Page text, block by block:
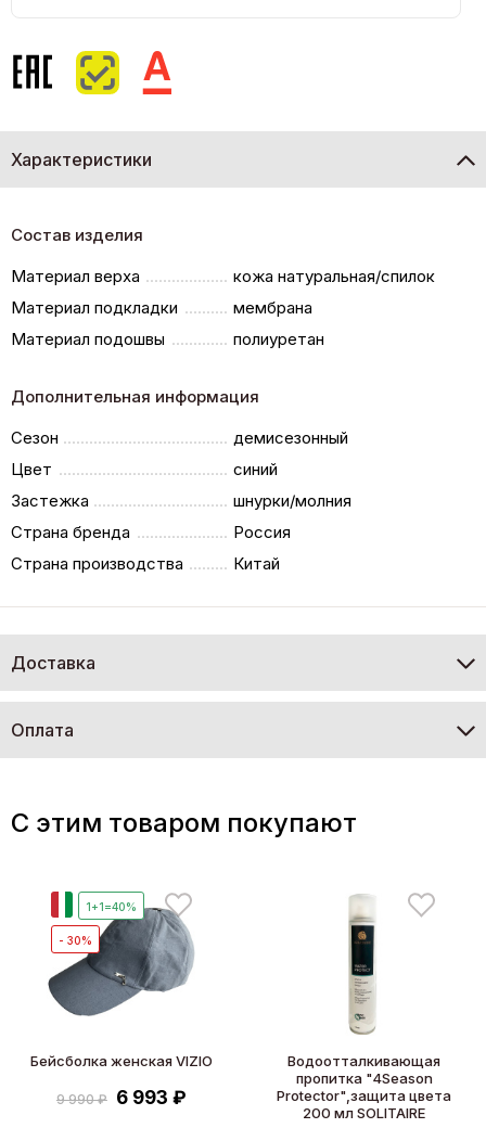
Характеристики
Состав изделия
Материал верха
кожа натуральная/спилок
Материал подкладки
мембрана
Материал подошвы
полиуретан
Дополнительная информация
Сезон
демисезонный
Цвет
синий
Застежка
шнурки/молния
Страна бренда
Россия
Страна производства
Китай
Доставка
Оплата
C этим товаром покупают
1+1=40%
- 30%
Бейсболка женская VIZIO
9 990 ₽ 6 993 ₽
Водоотталкивающая
пропитка "4Season
Protector",защита цвета
200 мл SOLITAIRE